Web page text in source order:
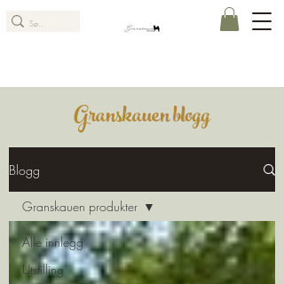
Granskauen blogg
Blogg
Alle innlegg
Utstilling
Granskauen produkter